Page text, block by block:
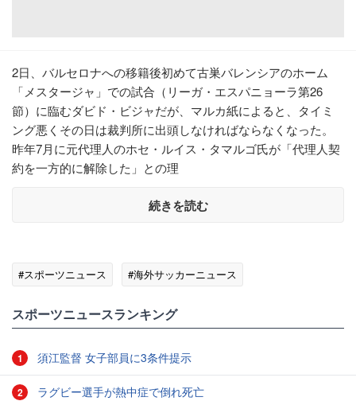
2日、バルセロナへの移籍後初めて古巣バレンシアのホーム
「メスタージャ」での試合（リーガ・エスパニョーラ第26
節）に臨むダビド・ビジャだが、マルカ紙によると、タイミ
ング悪くその日は裁判所に出頭しなければならなくなった。
昨年7月に元代理人のホセ・ルイス・タマルゴ氏が「代理人契
約を一方的に解除した」との理
続きを読む
#スポーツニュース #海外サッカーニュース
スポーツニュースランキング
1 須江監督 女子部員に3条件提示
2 ラグビー選手が熱中症で倒れ死亡